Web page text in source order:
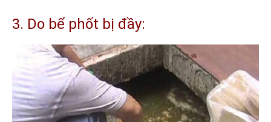
3. Do bể phốt bị đầy: